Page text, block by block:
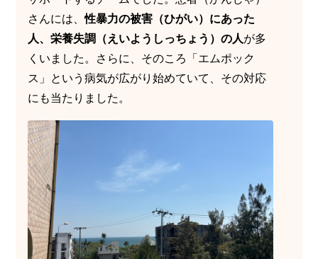
さんには、性暴力の被害（ひがい）にあった
人、栄養失調（えいようしっちょう）の人が多
くいました。さらに、そのころ「エムポック
ス」という病気が広がり始めていて、その対応
にも当たりました。